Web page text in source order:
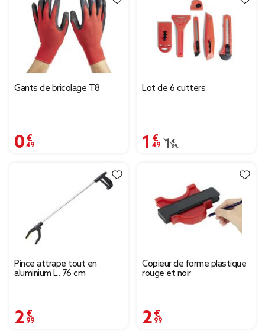
Gants de bricolage T8
0,49 €
Lot de 6 cutters
1,49 €
Prix remisé de 1,89 €
1,89 €
Pince attrape tout en
aluminium L. 76 cm
2,99 €
Copieur de forme plastique
rouge et noir
2,99 €